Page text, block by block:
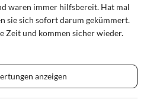
waren immer hilfsbereit. Hat mal
sie sich sofort darum gekümmert.
Zeit und kommen sicher wieder.
anzeigen